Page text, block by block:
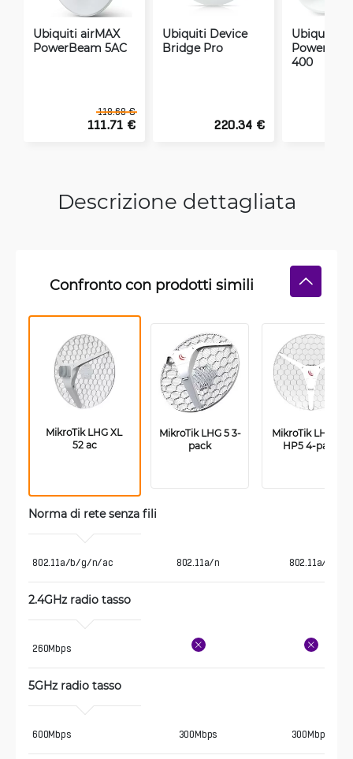
Ubiquiti airMAX
PowerBeam 5AC
118.68 €
111.71 €
Ubiquiti Device
Bridge Pro
220.34 €
Ubiquiti
400
Descrizione dettagliata
Confronto con prodotti simili
MikroTik LHG XL
52 ac
MikroTik LHG 5 3-
pack
MikroTik LHG XL
HP5 4-pack
Norma di rete senza fili
802.11a/b/g/n/ac 802.11a/n 802.11a/n
2.4GHz radio tasso
260Mbps
5GHz radio tasso
600Mbps 300Mbps 300Mbps